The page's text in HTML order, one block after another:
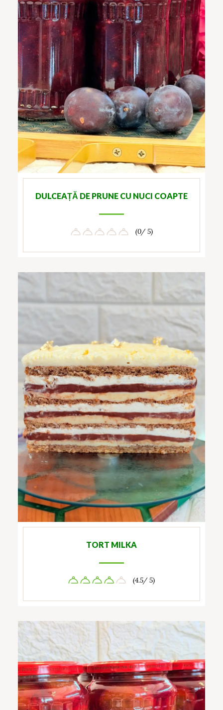
DULCEAȚĂ DE PRUNE CU NUCI COAPTE
(0/ 5)
TORT MILKA
(4.5/ 5)